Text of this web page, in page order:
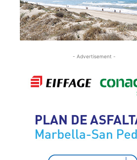
- Advertisement -